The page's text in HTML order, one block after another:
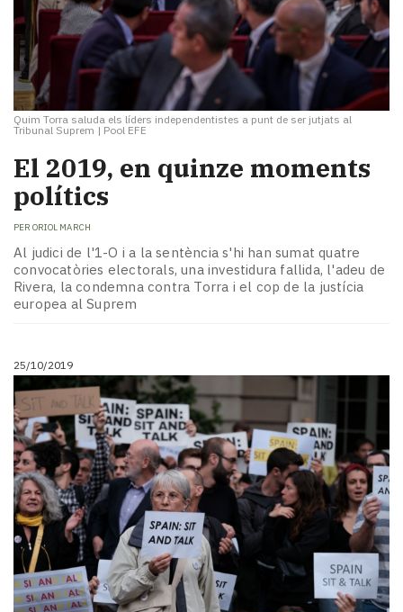
Quim Torra saluda els líders independentistes a punt de ser jutjats al
Tribunal Suprem | Pool EFE
El 2019, en quinze moments
polítics
PER ORIOL MARCH
Al judici de l'1-O i a la sentència s'hi han sumat quatre
convocatòries electorals, una investidura fallida, l'adeu de
Rivera, la condemna contra Torra i el cop de la justícia
europea al Suprem
25/10/2019